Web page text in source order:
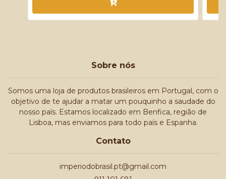
Sobre nós
Somos uma loja de produtos brasileiros em Portugal, com o
objetivo de te ajudar a matar um pouquinho a saudade do
nosso país. Estamos localizado em Benfica, região de
Lisboa, mas enviamos para todo país e Espanha.
Contato
imperiodobrasil.pt@gmail.com